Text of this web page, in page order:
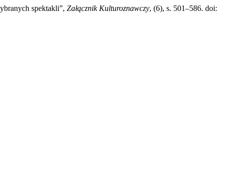
spektakli”, Załącznik Kulturoznawczy, (6), s. 501–586. doi: